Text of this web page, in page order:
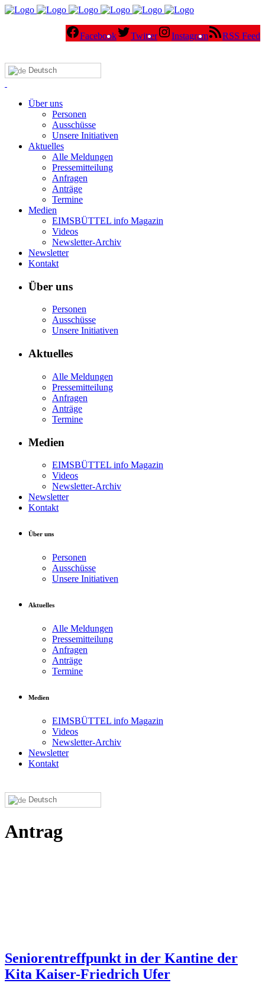
Facebook Twitter Instagram RSS Feed
Deutsch
Über uns
Personen
Ausschüsse
Unsere Initiativen
Aktuelles
Alle Meldungen
Pressemitteilung
Anfragen
Anträge
Termine
Medien
EIMSBÜTTEL info Magazin
Videos
Newsletter-Archiv
Newsletter
Kontakt
Über uns
Personen
Ausschüsse
Unsere Initiativen
Aktuelles
Alle Meldungen
Pressemitteilung
Anfragen
Anträge
Termine
Medien
EIMSBÜTTEL info Magazin
Videos
Newsletter-Archiv
Newsletter
Kontakt
Über uns
Personen
Ausschüsse
Unsere Initiativen
Aktuelles
Alle Meldungen
Pressemitteilung
Anfragen
Anträge
Termine
Medien
EIMSBÜTTEL info Magazin
Videos
Newsletter-Archiv
Newsletter
Kontakt
Deutsch
Antrag
Seniorentreffpunkt in der Kantine der
Kita Kaiser-Friedrich Ufer